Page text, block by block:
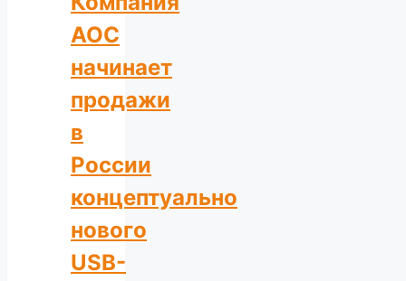
AOC
начинает
продажи
в
России
концептуально
нового
USB-